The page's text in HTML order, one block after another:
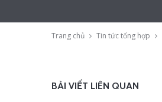
Trang chủ Tin tức tổng hợp
BÀI VIẾT LIÊN QUAN